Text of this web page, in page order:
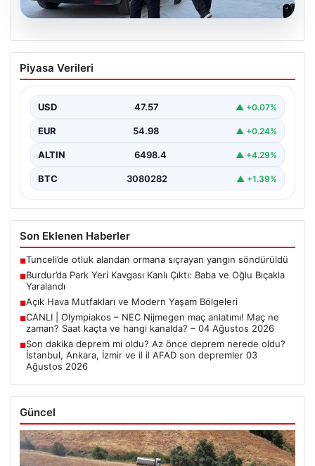
05.08.2026
Burdur’da Park Yeri Kavgası Kanlı Çıktı:
Baba ve Oğlu Bıçakla Yaralandı
anlaşmazlık, komşular arasında kısa sürede büyüyerek
kanlı…
Piyasa Verileri
USD 47.57 ▲ +0.07%
EUR 54.98 ▲ +0.24%
ALTIN 6498.4 ▲ +4.29%
BTC 3080282 ▲ +1.39%
Son Eklenen Haberler
■Tunceli’de otluk alandan ormana sıçrayan yangın söndürüldü
■Burdur’da Park Yeri Kavgası Kanlı Çıktı: Baba ve Oğlu Bıçakla
Yaralandı
■Açık Hava Mutfakları ve Modern Yaşam Bölgeleri
■CANLI | Olympiakos – NEC Nijmegen maç anlatımı! Maç ne
zaman? Saat kaçta ve hangi kanalda? – 04 Ağustos 2026
■Son dakika deprem mi oldu? Az önce deprem nerede oldu?
İstanbul, Ankara, İzmir ve il il AFAD son depremler 03
Ağustos 2026
Güncel